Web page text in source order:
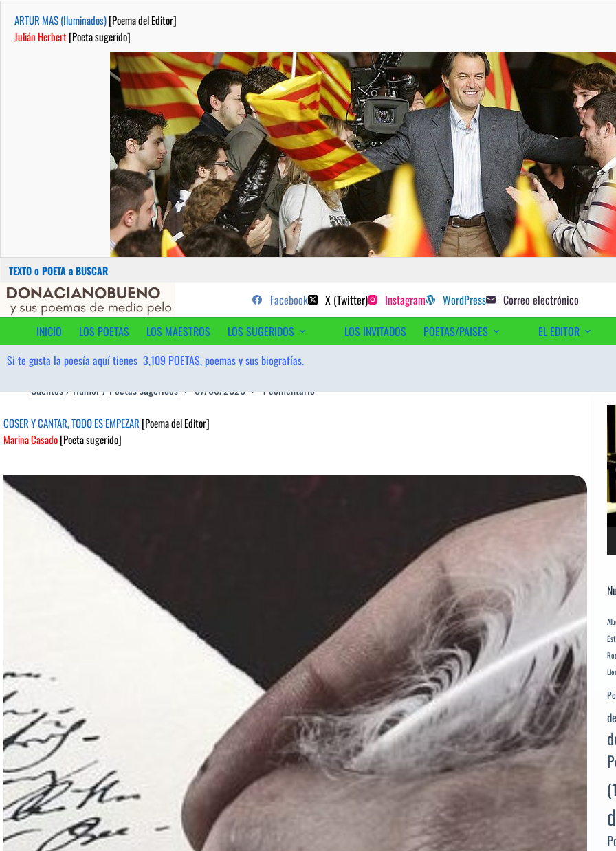
ARTUR MAS (Iluminados)[Poema del Editor]
Julián Herbert[Poeta sugerido]
Buscar:
Saltar
contenido
...sus poemas de medio pelo y poetas sugeridos
Facebook X (Twitter) Instagram WordPress Correo electrónico
INICIO
LOS POETAS LOS MAESTROS LOS SUGERIDOS LOS INVITADOS POETAS/PAISES EL EDITOR
Si te gusta la poesía aquí tienes 3,109 POETAS, poemas y sus biografías.
Cuentos/Humor/Poetas sugeridos 07/06/2026 1 comentario
COSER Y CANTAR, TODO ES EMPEZAR [Poema del Editor]
Marina Casado[Poeta sugerido]
de